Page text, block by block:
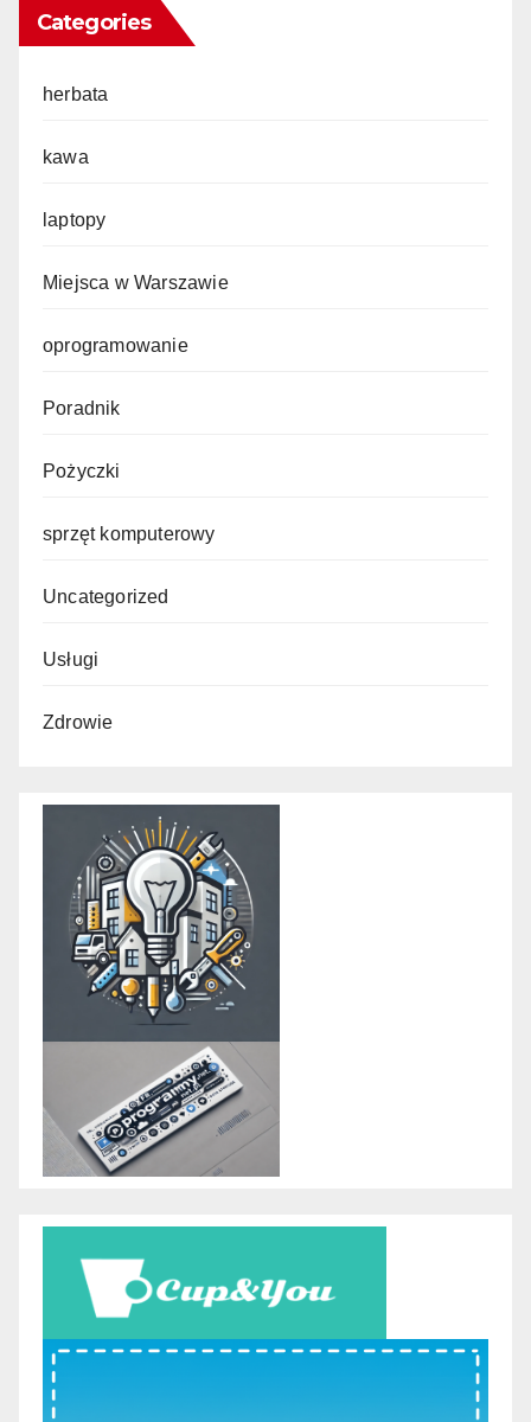
Categories
herbata
kawa
laptopy
Miejsca w Warszawie
oprogramowanie
Poradnik
Pożyczki
sprzęt komputerowy
Uncategorized
Usługi
Zdrowie